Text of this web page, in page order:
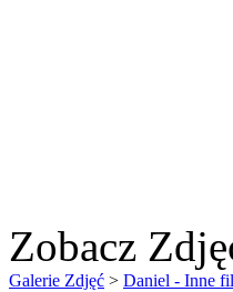
Zobacz
Galerie Zdjęć > Daniel - Inne